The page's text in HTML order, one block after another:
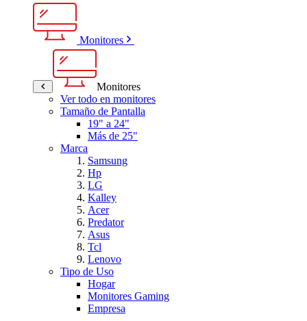
Monitores
Monitores
Ver todo en monitores
Tamaño de Pantalla
19" a 24"
Más de 25"
Marca
Samsung
Hp
LG
Kalley
Acer
Predator
Asus
Tcl
Lenovo
Tipo de Uso
Hogar
Monitores Gaming
Empresa